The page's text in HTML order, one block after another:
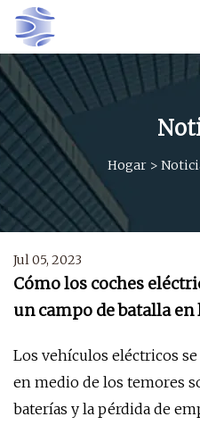
Hogar >
Jul 05, 2023
Cómo los coches
un campo de batalla
Los vehículos eléctricos
en medio de los temores
baterías y la pérdida de